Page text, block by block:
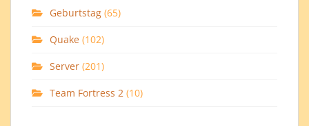
Geburtstag (65)
Quake (102)
Server (201)
Team Fortress 2 (10)